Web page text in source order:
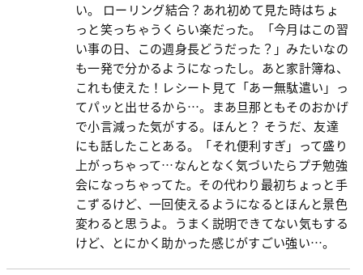
い。 ローリング結合？あれ初めて見た時はちょ
っと笑っちゃうくらい楽だった。「今月はこの習
い事の日、この週身長どうだった？」みたいなの
も一発で分かるようになったし。あと家計簿ね、
これも使えた！レシート見て「あー無駄遣い」っ
てパッと出せるから…。まあ旦那ともそのおかげ
で小言減った気がする。ほんと？ そうだ、友達
にも話したことある。「それ便利すぎ」って盛り
上がっちゃって…なんとなく気づいたらプチ勉強
会になっちゃってた。その代わり最初ちょっと手
こずるけど、一回使えるようになるとほんと景色
変わると思うよ。うまく説明できてない気もする
けど、とにかく助かった感じがすごい強い…。